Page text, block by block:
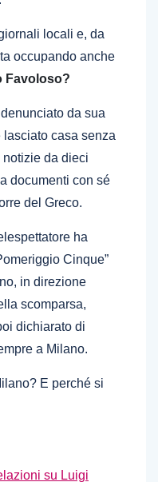
locali e, da
occupando anche
Favoloso?
da sua
casa senza
da dieci
documenti con sé
del Greco.
ha
Cinque”
in direzione
scomparsa,
dichiarato di
a Milano.
E perché si
su Luigi